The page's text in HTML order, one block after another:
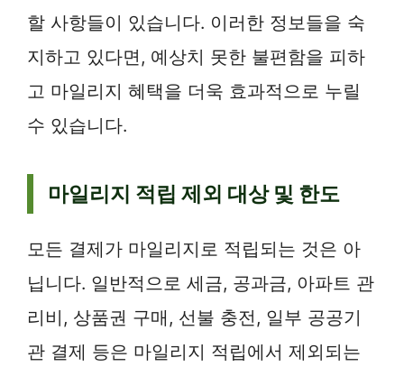
할 사항들이 있습니다. 이러한 정보들을 숙
지하고 있다면, 예상치 못한 불편함을 피하
고 마일리지 혜택을 더욱 효과적으로 누릴
수 있습니다.
마일리지 적립 제외 대상 및 한도
모든 결제가 마일리지로 적립되는 것은 아
닙니다. 일반적으로 세금, 공과금, 아파트 관
리비, 상품권 구매, 선불 충전, 일부 공공기
관 결제 등은 마일리지 적립에서 제외되는